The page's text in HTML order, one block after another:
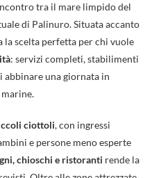
tra il mare limpido del
di Palinuro. Situata accanto
la scelta perfetta per chi vuole
: servizi completi, stabilimenti
abbinare una giornata in
marine.
ciottoli, con ingressi
e persone meno esperte
chioschi e ristoranti rende la